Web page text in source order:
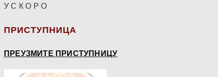
У С К О Р О
ПРИСТУПНИЦА
ПРЕУЗМИТЕ ПРИСТУПНИЦУ